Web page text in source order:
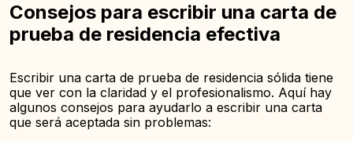
Consejos para escribir una carta de
prueba de residencia efectiva
Escribir una carta de prueba de residencia sólida tiene
que ver con la claridad y el profesionalismo. Aquí hay
algunos consejos para ayudarlo a escribir una carta
que será aceptada sin problemas: